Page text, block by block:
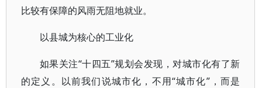
比较有保障的风雨无阻地就业。
以县城为核心的工业化
如果关注“十四五”规划会发现，对城市化有了新
的定义。以前我们说城市化，不用“城市化”，而是